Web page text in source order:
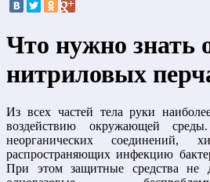
Что нужно знать
нитриловых
Из всех частей тела руки
воздействию окружающей
неорганических соединений,
распространяющих инфекцию
При этом защитные средства не